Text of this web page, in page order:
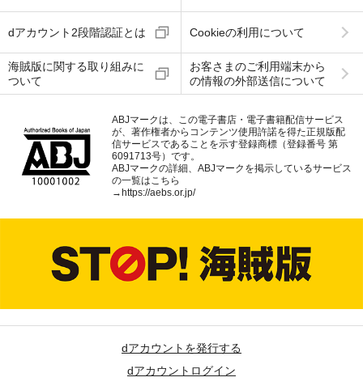
dアカウント2段階認証とは Cookieの利用について
海賊版に関する取り組みに
ついて
お客さまのご利用端末から
の情報の外部送信について
ABJマークは、この電子書店・電子書籍配信サービス
が、著作権者からコンテンツ使用許諾を得た正規版配
信サービスであることを示す登録商標（登録番号 第
6091713号）です。
ABJマークの詳細、ABJマークを掲示しているサービス
の一覧はこちら
→ https://aebs.or.jp/
dアカウントを発行する
dアカウントログイン